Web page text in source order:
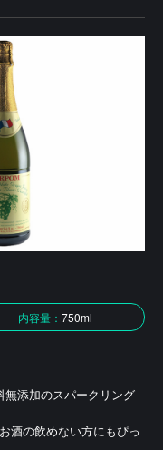
内容量： 750ml
無添加のスパークリング
酒の飲めない方にもぴっ